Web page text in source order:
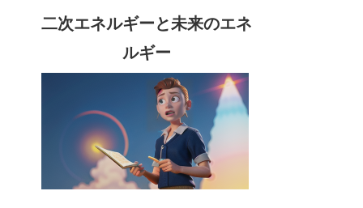
二次エネルギーと未来のエネ
ルギー